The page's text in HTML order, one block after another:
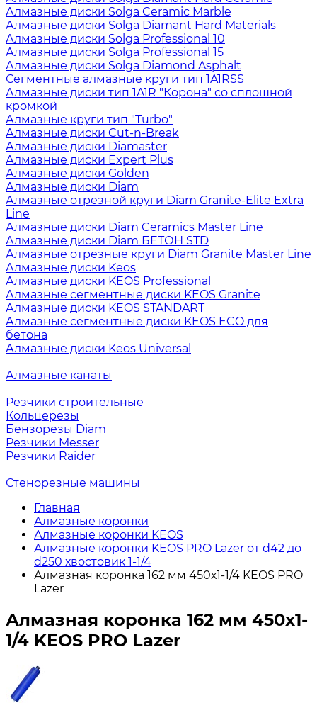
Алмазные диски Solga Ceramic Marble
Алмазные диски Solga Diamant Hard Materials
Алмазные диски Solga Professional 10
Алмазные диски Solga Professional 15
Алмазные диски Solga Diamond Asphalt
Сегментные алмазные круги тип 1A1RSS
Алмазные диски тип 1A1R "Корона" со сплошной
кромкой
Алмазные круги тип "Turbo"
Алмазные диски Cut-n-Break
Алмазные диски Diamaster
Алмазные диски Expert Plus
Алмазные диски Golden
Алмазные диски Diam
Алмазные отрезной круги Diam Granite-Elite Extra
Line
Алмазные диски Diam Ceramics Master Line
Алмазные диски Diam БЕТОН STD
Алмазные отрезные круги Diam Granite Master Line
Алмазные диски Keos
Алмазные диски KEOS Professional
Алмазные сегментные диски KEOS Granite
Алмазные диски KEOS STANDART
Алмазные сегментные диски KEOS ECO для
бетона
Алмазные диски Keos Universal
Алмазные канаты
Резчики строительные
Кольцерезы
Бензорезы Diam
Резчики Messer
Резчики Raider
Стенорезные машины
Главная
Алмазные коронки
Алмазные коронки KEOS
Алмазные коронки KEOS PRO Lazer от d42 до
d250 хвостовик 1-1/4
Алмазная коронка 162 мм 450х1-1/4 KEOS PRO
Lazer
Алмазная коронка 162 мм 450х1-
1/4 KEOS PRO Lazer